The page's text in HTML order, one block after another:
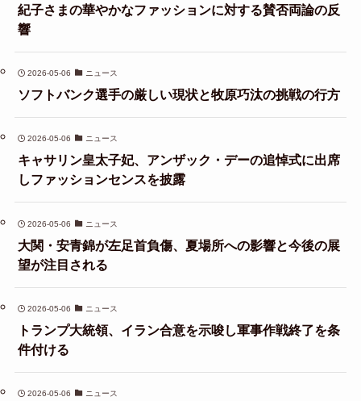
紀子さまの華やかなファッションに対する賛否両論の反
響
2026-05-06 ニュース
ソフトバンク選手の厳しい現状と牧原巧汰の挑戦の行方
2026-05-06 ニュース
キャサリン皇太子妃、アンザック・デーの追悼式に出席
しファッションセンスを披露
2026-05-06 ニュース
大関・安青錦が左足首負傷、夏場所への影響と今後の展
望が注目される
2026-05-06 ニュース
トランプ大統領、イラン合意を示唆し軍事作戦終了を条
件付ける
2026-05-06 ニュース